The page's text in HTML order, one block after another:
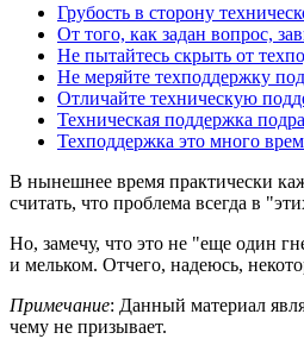
Грубость в сторону
От того, как задан вопрос,
Не пытайтесь скрыть от
Не меряйте техподдержку
Отличайте техническую
Техническая поддержка
Техподдержка это много
В нынешнее время практически
считать, что проблема всегда в
Но, замечу, что это не "еще один
и мельком. Отчего, надеюсь,
Примечание: Данный материал
чему не призывает.